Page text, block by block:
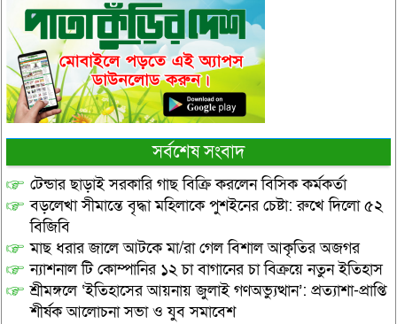
সর্বশেষ সংবাদ
টেন্ডার ছাড়াই সরকারি গাছ বিক্রি করলেন বিসিক কর্মকর্তা
বড়লেখা সীমান্তে বৃদ্ধা মহিলাকে পুশইনের চেষ্টা: রুখে দিলো ৫২
বিজিবি
মাছ ধরার জালে আটকে মা/রা গেল বিশাল আকৃতির অজগর
ন্যাশনাল টি কোম্পানির ১২ চা বাগানের চা বিক্রয়ে নতুন ইতিহাস
শ্রীমঙ্গলে ‘ইতিহাসের আয়নায় জুলাই গণঅভ্যুত্থান’: প্রত্যাশা-প্রাপ্তি
শীর্ষক আলোচনা সভা ও যুব সমাবেশ